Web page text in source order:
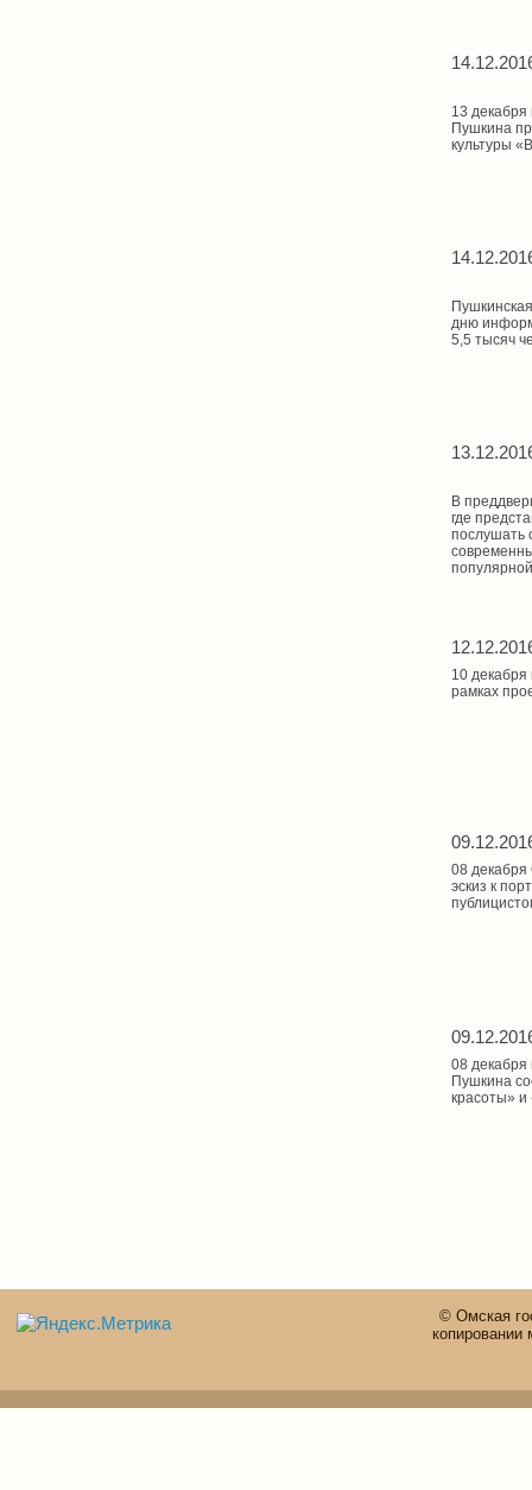
13
Пушкина
культуры
дню
5,5 тысяч
В
где
послушать
10
рамках
08 декабря
эскиз к
08 декабря
Пушкина
красоты» и
© Омская
копировании